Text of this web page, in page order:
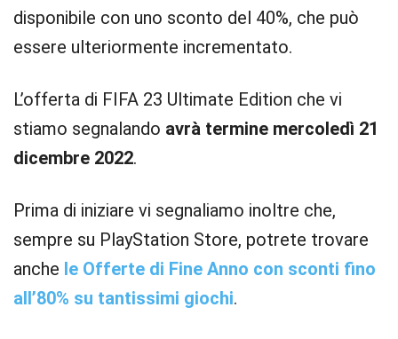
disponibile con uno sconto del 40%, che può
essere ulteriormente incrementato.
L’offerta di FIFA 23 Ultimate Edition che vi
stiamo segnalando avrà termine mercoledì 21
dicembre 2022.
Prima di iniziare vi segnaliamo inoltre che,
sempre su PlayStation Store, potrete trovare
anche le Offerte di Fine Anno con sconti fino
all’80% su tantissimi giochi.